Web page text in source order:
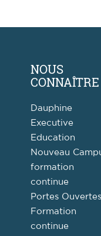
NOUS
CONNAÎTRE
Dauphine
Executive
Education
Nouveau
formation
continue
Portes
Formation
continue